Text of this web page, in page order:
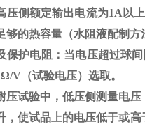
压侧额定输出电流为1A 以
够的热容量（水阻液配制方
保护电阻：当电压超过球
Ω/V（试验电压）选取。
压试验中，低压侧测量电
，使试品上的电压低于或